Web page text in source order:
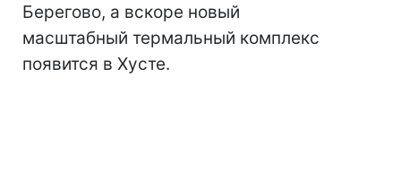
Берегово, а вскоре новый
масштабный термальный комплекс
появится в Хусте.